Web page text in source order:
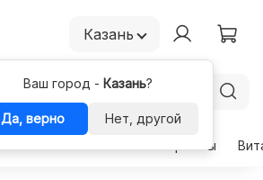
Казань
Ваш город - Казань?
Да, верно
Нет, другой
Гормоны